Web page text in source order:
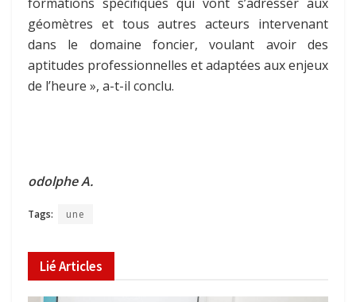
géomètres et tous autres acteurs intervenant
dans le domaine foncier, voulant avoir des
aptitudes professionnelles et adaptées aux enjeux
de l’heure », a-t-il conclu.
odolphe A.
Tags: une
LiéArticles